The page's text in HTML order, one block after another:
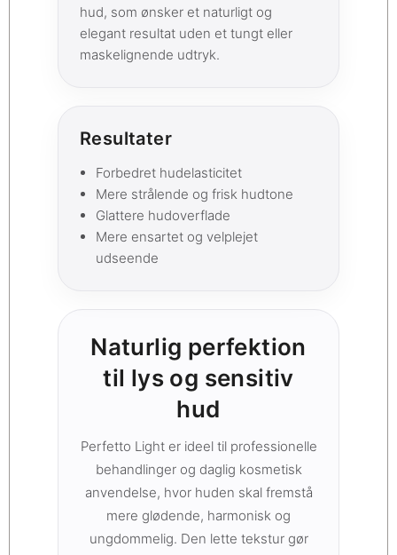
hud, som ønsker et naturligt og
elegant resultat uden et tungt eller
maskelignende udtryk.
Resultater
Forbedret hudelasticitet
Mere strålende og frisk hudtone
Glattere hudoverflade
Mere ensartet og velplejet
udseende
Naturlig perfektion
til lys og sensitiv
hud
Perfetto Light er ideel til professionelle
behandlinger og daglig kosmetisk
anvendelse, hvor huden skal fremstå
mere glødende, harmonisk og
ungdommelig. Den lette tekstur gør